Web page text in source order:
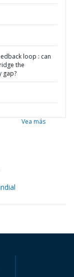
loop : can
the
gap?
Vea más